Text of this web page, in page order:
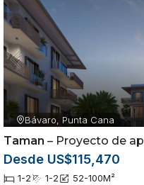
Bávaro, Punta Cana
Taman – Proyecto de
Desde US$115,470
1-2 1-2 52-100M²